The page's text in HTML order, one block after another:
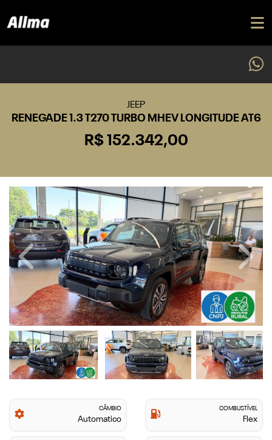
JEEP
RENEGADE 1.3 T270 TURBO MHEV LONGITUDE AT6
R$ 152.342,00
Previous Next
CÂMBIO
Automatico
COMBUSTÍVEL
Flex